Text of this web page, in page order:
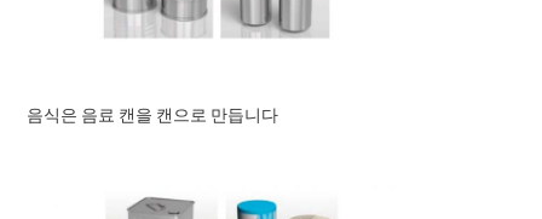
음식은 음료 캔을 캔으로 만듭니다